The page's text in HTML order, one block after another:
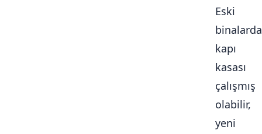
Eski
binalarda
kapı
kasası
çalışmış
olabilir,
yeni